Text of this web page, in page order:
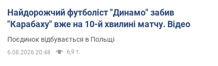
Найдорожчий футболіст "Динамо" забив
"Карабаху" вже на 10-й хвилині матчу. Відео
Поєдинок відбувається в Польщі
6.08.2026 20:48 6,9 т.